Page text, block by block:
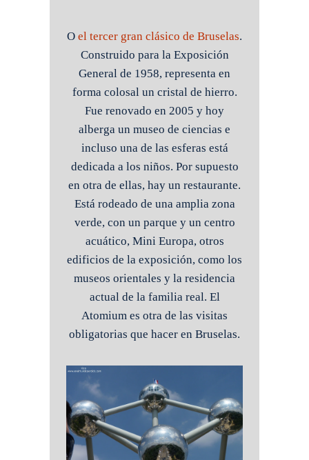
O el tercer gran clásico de Bruselas.
Construido para la Exposición
General de 1958, representa en
forma colosal un cristal de hierro.
Fue renovado en 2005 y hoy
alberga un museo de ciencias e
incluso una de las esferas está
dedicada a los niños. Por supuesto
en otra de ellas, hay un restaurante.
Está rodeado de una amplia zona
verde, con un parque y un centro
acuático, Mini Europa, otros
edificios de la exposición, como los
museos orientales y la residencia
actual de la familia real. El
Atomium es otra de las visitas
obligatorias que hacer en Bruselas.